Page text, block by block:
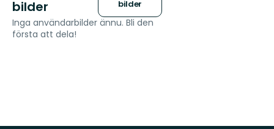
bilder bilder
Inga användarbilder ännu. Bli den
första att dela!